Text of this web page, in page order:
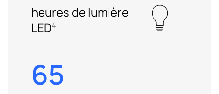
heures de lumière
LED4
65